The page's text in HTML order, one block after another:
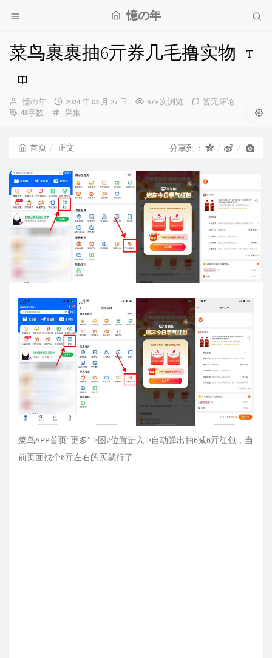
憶の年
菜鸟裹裹抽6亓券几毛撸实物
博
主：
憶の年
发
布
2024 年 03 月 27 日 679 次浏览
暂无评论
48字数
分
采集
首页 正文 分享到：
菜鸟APP首页“更多”->图2位置进入->自动弹出抽6减6亓红包，当
前页面找个6亓左右的买就行了